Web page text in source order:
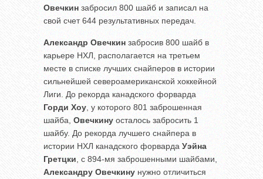
Овечкин забросил 800 шайб и записал на
свой счет 644 результативных передач.
Александр Овечкин забросив 800 шайб в
карьере НХЛ, располагается на третьем
месте в списке лучших снайперов в истории
сильнейшей североамериканской хоккейной
Лиги. До рекорда канадского форварда
Горди Хоу , у которого 801 заброшенная
шайба, Овечкину осталось забросить 1
шайбу. До рекорда лучшего снайпера в
истории НХЛ канадского форварда Уэйна
Гретцки , с 894-мя заброшенными шайбами,
Александру Овечкину нужно отличиться